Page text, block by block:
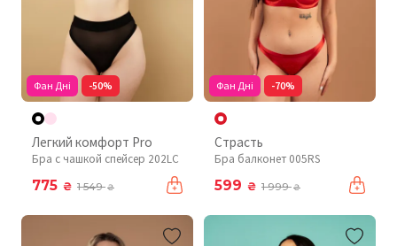
Фан Дні -50%
Легкий комфорт Pro
Бра с чашкой спейсер 202LC
775 ₴ 1 549₴
Фан Дні -70%
Страсть
Бра балконет 005RS
599 ₴ 1 999₴